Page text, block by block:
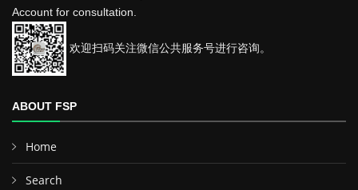
Account for consultation.
欢迎扫码关注微信公共服务号进行咨询。
ABOUT FSP
Home
Search